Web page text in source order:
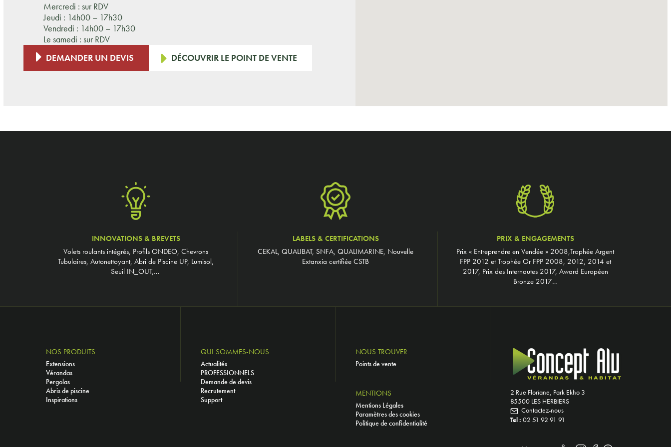
Mercredi : sur RDV
Jeudi : 14h00 – 17h30
Vendredi : 14h00 – 17h30
Le samedi : sur RDV
DEMANDER UN DEVIS
DÉCOUVRIR LE POINT DE VENTE
INNOVATIONS & BREVETS
Volets roulants intégrés, Profils ONDEO, Chevrons
Tubulaires, Autonettoyant, Abri de Piscine UP, Lumisol,
Seuil IN_OUT,…
LABELS & CERTIFICATIONS
CEKAL, QUALIBAT, SNFA, QUALIMARINE, Nouvelle
Extanxia certifiée CSTB
PRIX & ENGAGEMENTS
Prix « Entreprendre en Vendée » 2008,Trophée Argent
FPP 2012 et Trophée Or FPP 2008, 2012, 2014 et
2017, Prix des Internautes 2017, Award Européen
Bronze 2017…
NOS PRODUITS
Extensions
Vérandas
Pergolas
Abris de piscine
Inspirations
QUI SOMMES-NOUS
Actualités
PROFESSIONNELS
Demande de devis
Recrutement
Support
NOUS TROUVER
Points de vente
MENTIONS
Mentions Légales
Paramètres des cookies
Politique de confidentialité
2 Rue Floriane, Park Ekho 3
85500 LES HERBIERS
Contactez-nous
Tel : 02 51 92 91 91